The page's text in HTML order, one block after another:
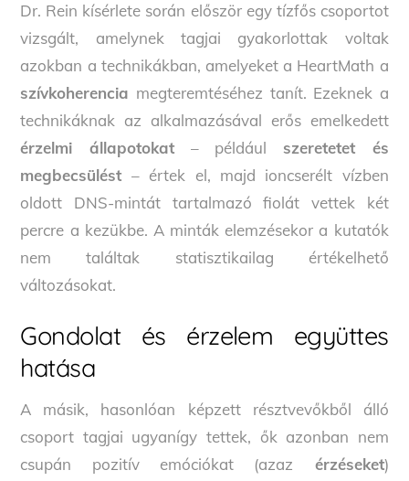
Dr. Rein kísérlete során először egy tízfős csoportot
vizsgált, amelynek tagjai gyakorlottak voltak
azokban a technikákban, amelyeket a HeartMath a
szívkoherencia megteremtéséhez tanít. Ezeknek a
technikáknak az alkalmazásával erős emelkedett
érzelmi állapotokat – például szeretetet és
megbecsülést – értek el, majd ioncserélt vízben
oldott DNS-mintát tartalmazó fiolát vettek két
percre a kezükbe. A minták elemzésekor a kutatók
nem találtak statisztikailag értékelhető
változásokat.
Gondolat és érzelem együttes
hatása
A másik, hasonlóan képzett résztvevőkből álló
csoport tagjai ugyanígy tettek, ők azonban nem
csupán pozitív emóciókat (azaz érzéseket)